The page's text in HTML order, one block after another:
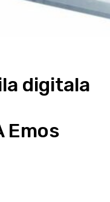
digitala
Emos